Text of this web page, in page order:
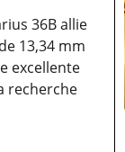
36B allie
13,34 mm
excellente
recherche